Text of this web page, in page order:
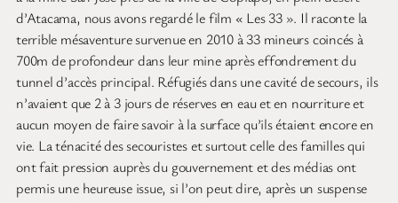
d’Atacama, nous avons regardé le film « Les 33 ». Il raconte la
terrible mésaventure survenue en 2010 à 33 mineurs coincés à
700m de profondeur dans leur mine après effondrement du
tunnel d’accès principal. Réfugiés dans une cavité de secours, ils
n’avaient que 2 à 3 jours de réserves en eau et en nourriture et
aucun moyen de faire savoir à la surface qu’ils étaient encore en
vie. La ténacité des secouristes et surtout celle des familles qui
ont fait pression auprès du gouvernement et des médias ont
permis une heureuse issue, si l’on peut dire, après un suspense